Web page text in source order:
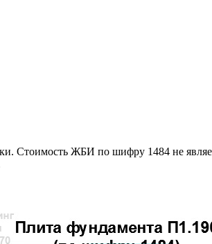
Стоимость ЖБИ по шифру 1484 не